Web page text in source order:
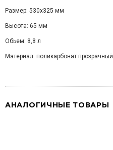
Размер: 530х325 мм
Высота: 65 мм
Обьем: 8,8 л
Материал: поликарбонат прозрачный
АНАЛОГИЧНЫЕ ТОВАРЫ